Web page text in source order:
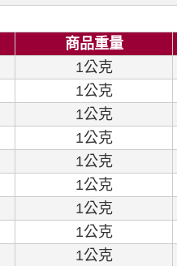
商品重量
1公克
1公克
1公克
1公克
1公克
1公克
1公克
1公克
1公克